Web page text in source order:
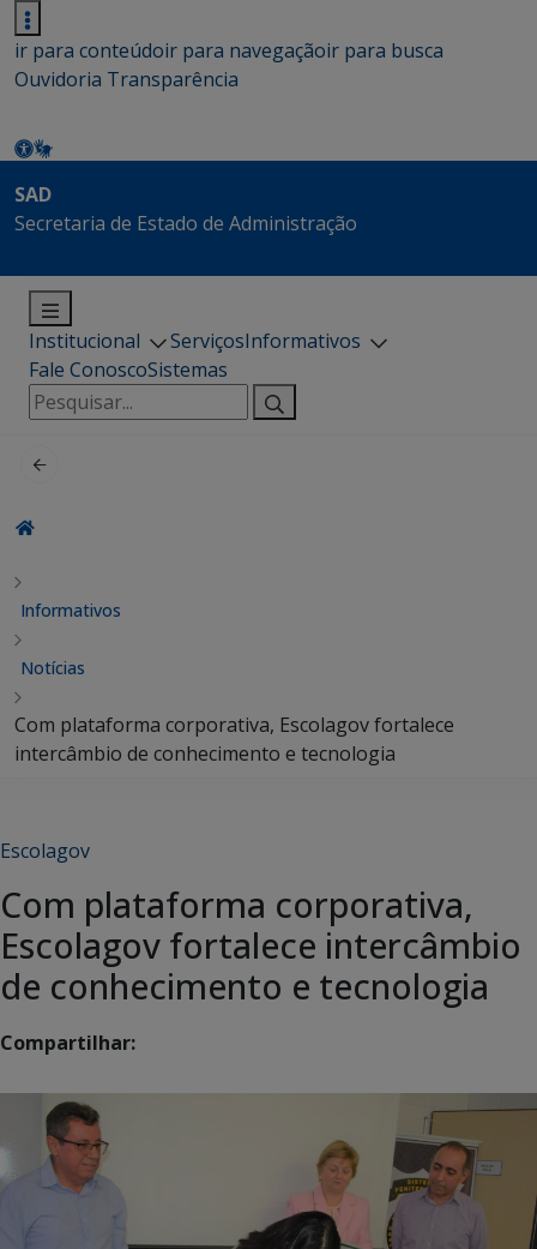
ir para conteúdoir para navegaçãoir para busca
Ouvidoria Transparência
SAD
Secretaria de Estado de Administração
Institucional ServiçosInformativos
Fale ConoscoSistemas
Pesquisar
por:
Informativos
Notícias
Com plataforma corporativa, Escolagov fortalece
intercâmbio de conhecimento e tecnologia
Escolagov
Com plataforma corporativa,
Escolagov fortalece intercâmbio
de conhecimento e tecnologia
Compartilhar: